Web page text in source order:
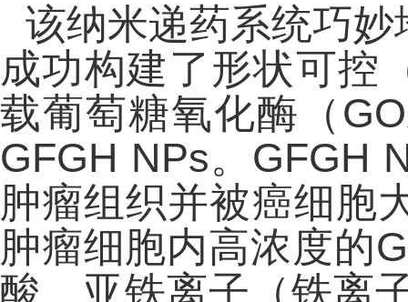
该纳米递药系统巧
成功构建了形状可控
载葡萄糖氧化酶（
GFGH NPs。GFGH
肿瘤组织并被癌细胞
肿瘤细胞内高浓度的
酸、亚铁离子（铁离